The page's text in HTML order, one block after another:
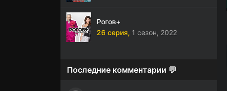
Рогов+
26 серия, 1 сезон, 2022
Последние комментарии 💬